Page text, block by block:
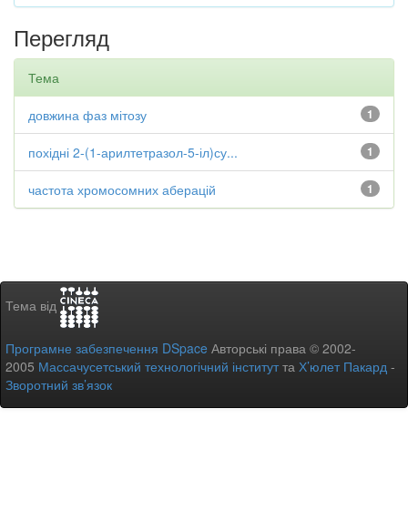
Перегляд
Тема
1
довжина фаз мітозу
1
похідні 2-(1-арилтетразол-5-іл)су...
1
частота хромосомних аберацій
Тема від
Програмне забезпечення DSpace Авторські права © 2002-
2005 Массачусетський технологічний інститутта Х’юлет Пакард -
Зворотний зв’язок